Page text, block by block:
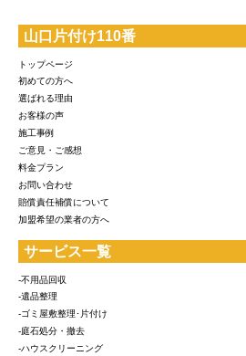
山口片付け110番
トップページ
初めての方へ
選ばれる理由
お客様の声
施工事例
ご意見・ご感想
料金プラン
お問い合わせ
賠償責任補償について
加盟希望の業者の方へ
サービス一覧
-不用品回収
-遺品整理
-ゴミ屋敷整理･片付け
-庭石処分・撤去
-ハウスクリーニング